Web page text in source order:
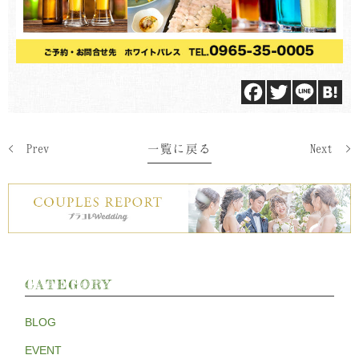
CATEGORY
BLOG
EVENT
F
b
o
o
T
t
e
r
n
a
< Prev 一覧に戻る Next >